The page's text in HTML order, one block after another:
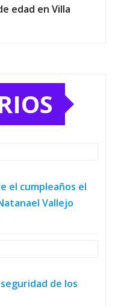
edad en Villa
el cumpleaños el
Vallejo
de los